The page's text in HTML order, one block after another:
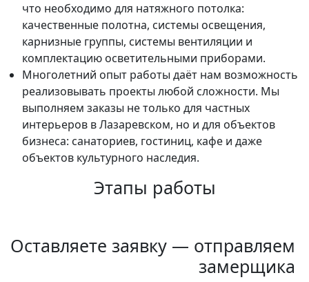
что необходимо для натяжного потолка:
качественные полотна, системы освещения,
карнизные группы, системы вентиляции и
комплектацию осветительными приборами.
Многолетний опыт работы даёт нам возможность
реализовывать проекты любой сложности. Мы
выполняем заказы не только для частных
интерьеров в Лазаревском, но и для объектов
бизнеса: санаториев, гостиниц, кафе и даже
объектов культурного наследия.
Этапы работы
Оставляете заявку — отправляем
замерщика